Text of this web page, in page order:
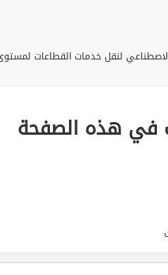
2030، والاستفادة من الممكنات التقنية والذكاء
في هذه الصفحة